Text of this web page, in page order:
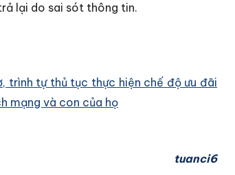
lại do sai sót thông tin.
trình tự thủ tục thực hiện chế độ ưu đãi
mạng và con của họ
tuanci6